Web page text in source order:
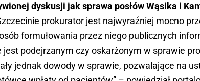
dyskusji jak sprawa posłów Wąsika i
prokurator jest najwyraźniej mocno
formułowania przez niego publicznych
jest podejrzanym czy oskarżonym w sprawie
jednak dowody w sprawie, pozwalające na